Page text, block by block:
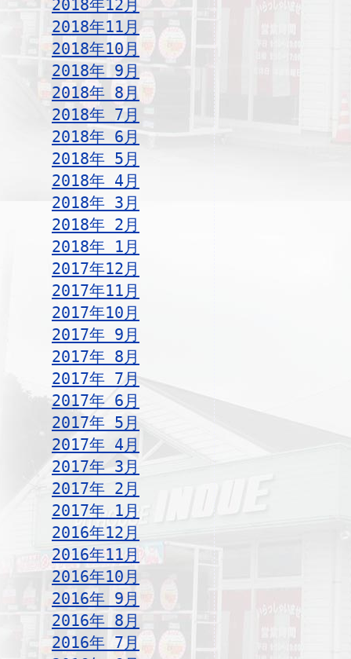
2018年12月
2018年11月
2018年10月
2018年 9月
2018年 8月
2018年 7月
2018年 6月
2018年 5月
2018年 4月
2018年 3月
2018年 2月
2018年 1月
2017年12月
2017年11月
2017年10月
2017年 9月
2017年 8月
2017年 7月
2017年 6月
2017年 5月
2017年 4月
2017年 3月
2017年 2月
2017年 1月
2016年12月
2016年11月
2016年10月
2016年 9月
2016年 8月
2016年 7月